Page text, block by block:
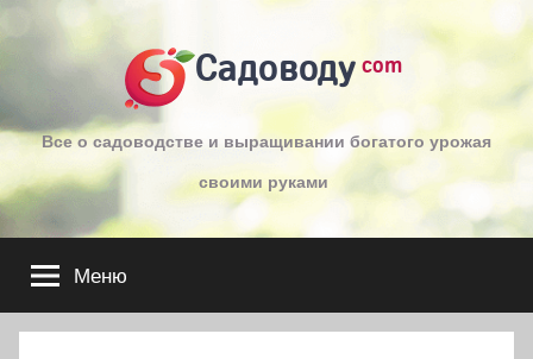
к
Садоводу com
Все о садоводстве и выращивании богатого урожая
своими руками
Меню